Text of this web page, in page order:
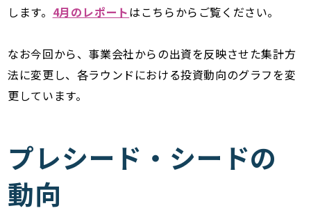
します。 4月のレポートはこちらからご覧ください。
なお今回から、事業会社からの出資を反映させた集計方
法に変更し、各ラウンドにおける投資動向のグラフを変
更しています。
プレシード・シードの
動向